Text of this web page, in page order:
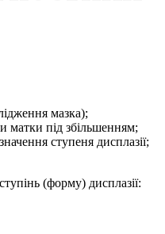
мазка);
матки під збільшенням;
ступеня дисплазії;
(форму) дисплазії: